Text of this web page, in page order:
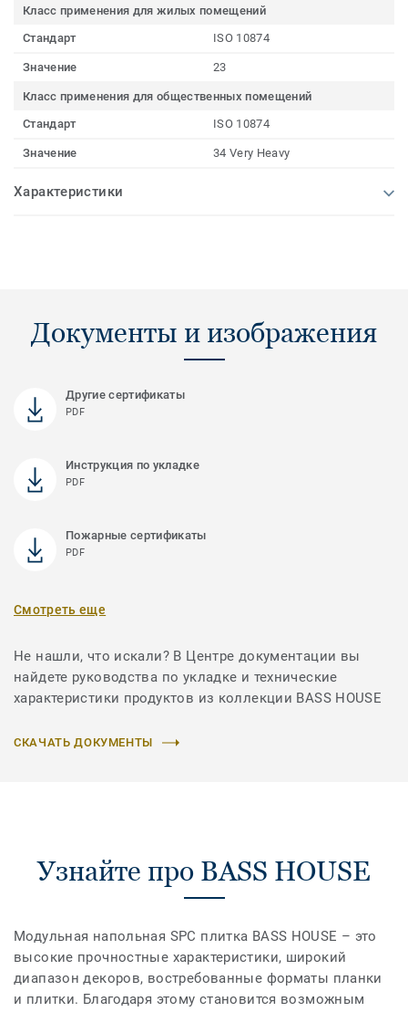
Класс применения для жилых помещений
Стандарт
ISO 10874
Значение 23
Класс применения для общественных помещений
Стандарт
ISO 10874
Значение 34 Very Heavy
Характеристики
Документы и изображения
Другие сертификаты
PDF
Инструкция по укладке
PDF
Пожарные сертификаты
PDF
Смотреть еще
Не нашли, что искали? В Центре документации вы
найдете руководства по укладке и технические
характеристики продуктов из коллекции BASS HOUSE
СКАЧАТЬ ДОКУМЕНТЫ
Узнайте про BASS HOUSE
Модульная напольная SPC плитка BASS HOUSE – это
высокие прочностные характеристики, широкий
диапазон декоров, востребованные форматы планки
и плитки. Благодаря этому становится возможным